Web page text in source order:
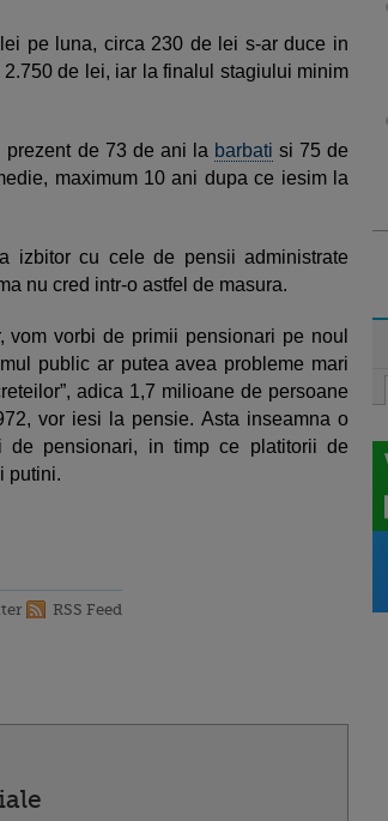
pe luna, circa 230 de lei s-ar duce in
de lei, iar la finalul stagiului minim
prezent de 73 de ani la barbati si 75 de
maximum 10 ani dupa ce iesim la
izbitor cu cele de pensii administrate
nu cred intr-o astfel de masura.
vorbi de primii pensionari pe noul
public ar putea avea probleme mari
adica 1,7 milioane de persoane
vor iesi la pensie. Asta inseamna o
de pensionari, in timp ce platitorii de
putini.
RSS Feed